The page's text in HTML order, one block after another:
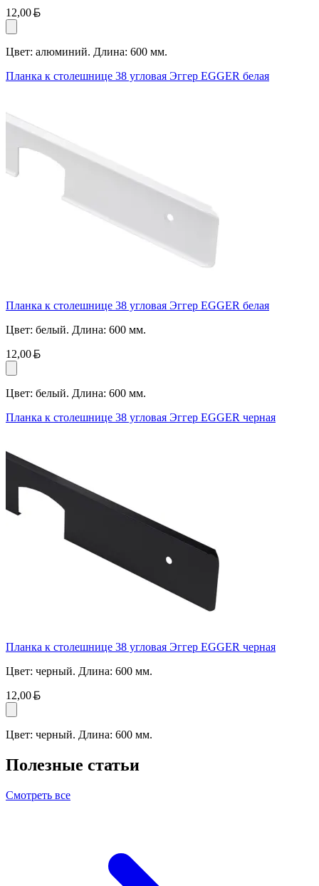
12,00
Цвет: алюминий. Длина: 600 мм.
Планка к столешнице 38 угловая Эггер EGGER белая
Планка к столешнице 38 угловая Эггер EGGER белая
Цвет: белый. Длина: 600 мм.
12,00
Цвет: белый. Длина: 600 мм.
Планка к столешнице 38 угловая Эггер EGGER черная
Планка к столешнице 38 угловая Эггер EGGER черная
Цвет: черный. Длина: 600 мм.
12,00
Цвет: черный. Длина: 600 мм.
Полезные статьи
Смотреть все